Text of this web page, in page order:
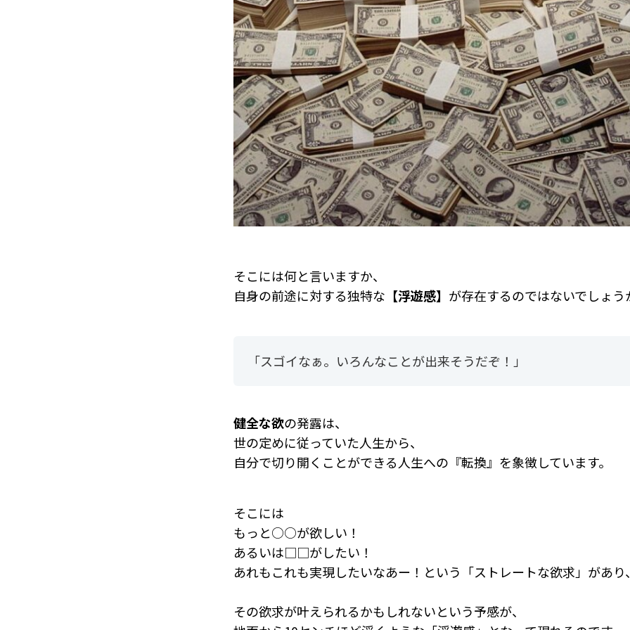
そこには何と言いますか、
自身の前途に対する独特な 【浮遊感】 が存在するのではないでしょう
「スゴイなぁ。いろんなことが出来そうだぞ！」
健全な欲の発露は、
世の定めに従っていた人生から、
自分で切り開くことができる人生への『転換』を象徴しています。
そこには
もっと○○が欲しい！
あるいは□□がしたい！
あれもこれも実現したいなあー！という「ストレートな欲求」があり
その欲求が叶えられるかもしれないという予感が、